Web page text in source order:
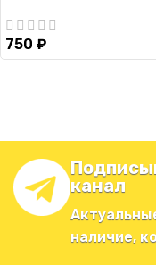
750 ₽
канал
наличие,